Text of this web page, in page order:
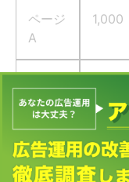
ページ
A
1,000
B
0
自社サイト全体と比